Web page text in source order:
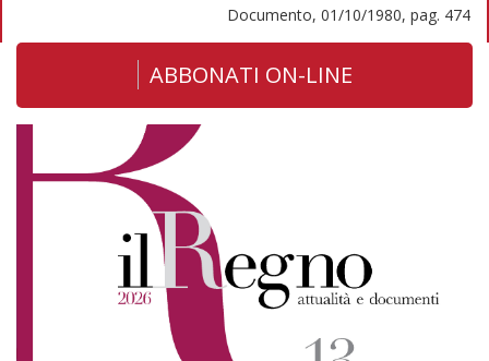
Documento, 01/10/1980, pag. 474
ABBONATI ON-LINE